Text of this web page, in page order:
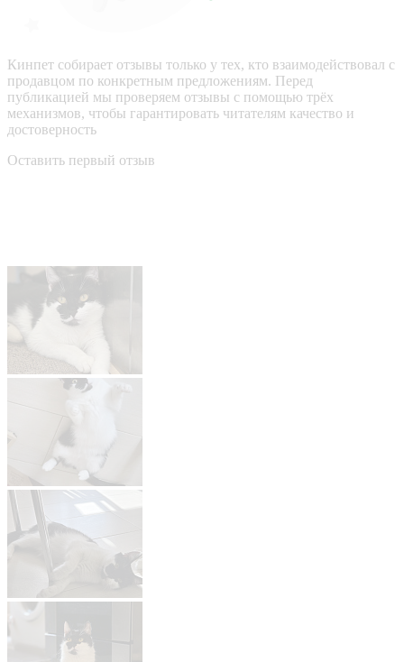
Кинпет собирает отзывы только у тех, кто взаимодействовал с
продавцом по конкретным предложениям. Перед
публикацией мы проверяем отзывы с помощью трёх
механизмов, чтобы гарантировать читателям качество и
достоверность
Оставить первый отзыв